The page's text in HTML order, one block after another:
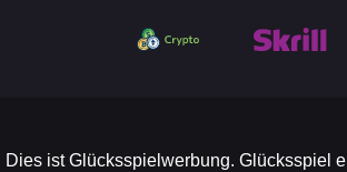
Dies ist Glücksspielwerbung. Glücksspiel